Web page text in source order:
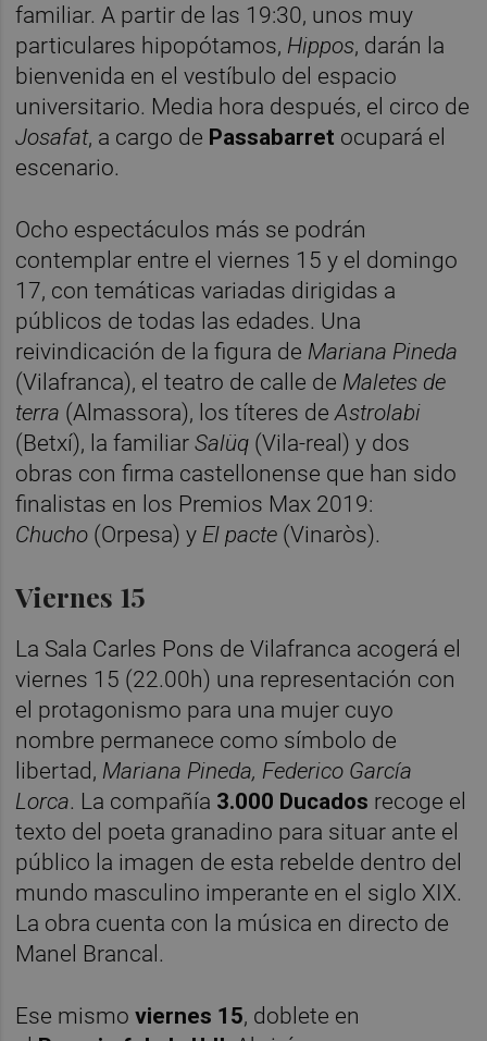
familiar. A partir de las 19:30, unos muy
particulares hipopótamos, Hippos, darán la
bienvenida en el vestíbulo del espacio
universitario. Media hora después, el circo de
Josafat, a cargo de Passabarret ocupará el
escenario.
Ocho espectáculos más se podrán
contemplar entre el viernes 15 y el domingo
17, con temáticas variadas dirigidas a
públicos de todas las edades. Una
reivindicación de la figura de Mariana Pineda
(Vilafranca), el teatro de calle de Maletes de
terra (Almassora), los títeres deAstrolabi
(Betxí), la familiarSalüq (Vila-real) y dos
obras con firma castellonense que han sido
finalistas en los Premios Max 2019:
Chucho (Orpesa) y El pacte (Vinaròs).
Viernes 15
La Sala Carles Pons de Vilafranca acogerá el
viernes 15 (22.00h) una representación con
el protagonismo para una mujer cuyo
nombre permanece como símbolo de
libertad, Mariana Pineda, Federico García
Lorca. La compañía 3.000 Ducados recoge el
texto del poeta granadino para situar ante el
público la imagen de esta rebelde dentro del
mundo masculino imperante en el siglo XIX.
La obra cuenta con la música en directo de
Manel Brancal.
Ese mismo viernes 15, doblete en